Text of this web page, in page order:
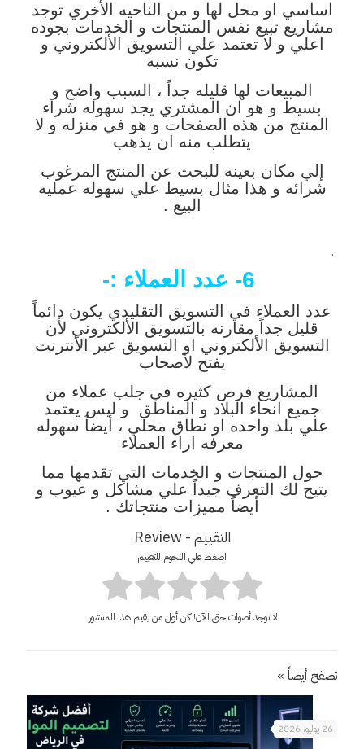
اساسي او محل لها و من الناحيه الأخري توجد
مشاريع تبيع نفس المنتجات و الخدمات بجوده
اعلي و لا تعتمد علي التسويق الألكتروني و
تكون نسبه
المبيعات لها قليله جداً ، السبب واضح و
بسيط و هو ان المشتري يجد سهوله شراء
المنتج من هذه الصفحات و هو في منزله و لا
يتطلب منه ان يذهب
إلي مكان بعينه للبحث عن المنتج المرغوب
شرائه و هذا مثال بسيط علي سهوله عمليه
البيع .
.
عدد العملاء في التسويق التقليدي يكون دائماً
قليل جداً مقارنه بالتسويق الألكتروني لأن
التسويق الألكتروني او التسويق عبر الأنترنت
يفتح لأصحاب
المشاريع فرص كثيره في جلب عملاء من
جميع انحاء البلاد و المناطق و ليس يعتمد
علي بلد واحده او نطاق محلي ، أيضاً سهوله
معرفه اراء العملاء
حول المنتجات و الخدمات التي تقدمها مما
يتيح لك التعرف جيداً علي مشاكل و عيوب و
أيضاً مميزات منتجاتك .
التقييم - Review
اضغط علي النجوم للتقييم
لا توجد أصوات حتى الآن! كن أول من يقيم هذا المنشور.
تصفح أيضاً »
26 يوليو، 2026